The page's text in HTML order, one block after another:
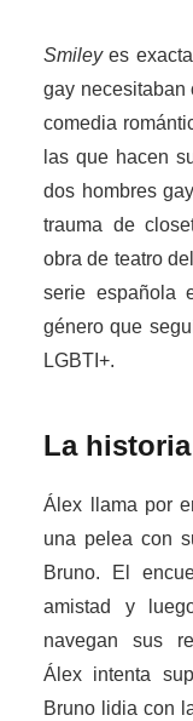
Smileyes
gay necesitaban
comedia
las que hacen
dos hombres
trauma de
obra de teatro
serie española
género que
LGBTI+.
La historia
Álex llama por
una pelea con
Bruno. El
amistad y
navegan sus
Álex intenta
Bruno lidia con